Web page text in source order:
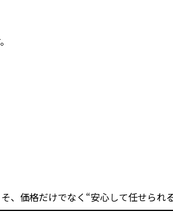
価格だけでなく“安心して任せられる